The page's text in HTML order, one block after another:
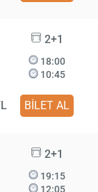
2+1
18:00
10:45
BİLET AL
2+1
19:15